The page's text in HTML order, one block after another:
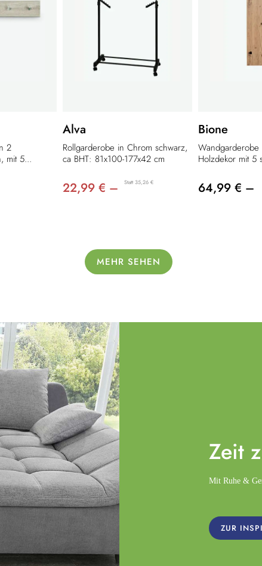
2
mit 5...
Alva
Rollgarderobe in Chrom schwarz,
ca BHT: 81x100-177x42 cm
22,99 € – Statt 35,26 €
Bione
Wandgarderobe
Holzdekor mit 5
64,99 € –
MEHR SEHEN
Zeit
Mit Ruhe &
ZUR